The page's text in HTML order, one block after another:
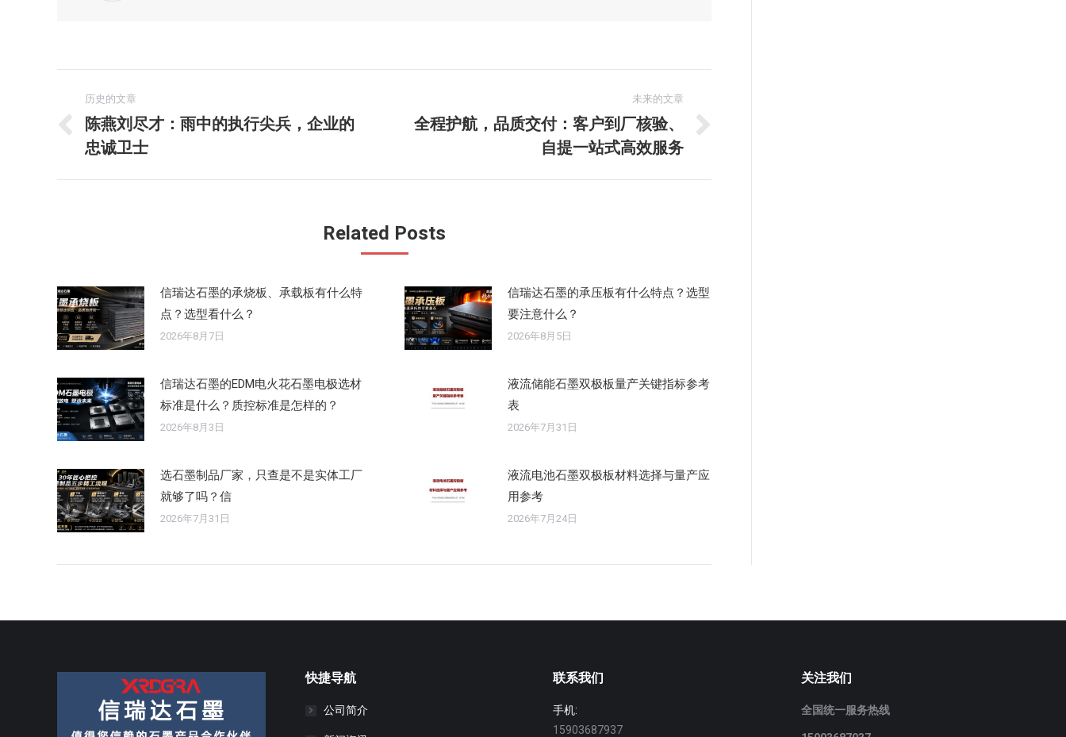
章
航
历史的文章
历
史
的
陈燕刘尽才：雨中的执行尖兵，企业的
忠诚卫士
未来的文章
未
的
全程护航，品质交付：客户到厂核验、
自提一站式高效服务
Related Posts
信瑞达石墨的承烧板、承载板有什么特
点？选型看什么？
2026年8月7日
信瑞达石墨的承压板有什么特点？选型
要注意什么？
2026年8月5日
信瑞达石墨的EDM电火花石墨电极选材
标准是什么？质控标准是怎样的？
2026年8月3日
液流储能石墨双极板量产关键指标参考
表
2026年7月31日
选石墨制品厂家，只查是不是实体工厂
就够了吗？信
2026年7月31日
液流电池石墨双极板材料选择与量产应
用参考
2026年7月24日
快捷导航
公司简介
联系我们
手机:
15903687937
关注我们
全国统一服务热线